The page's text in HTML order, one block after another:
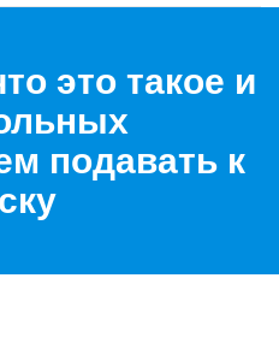
это такое и
подавать к